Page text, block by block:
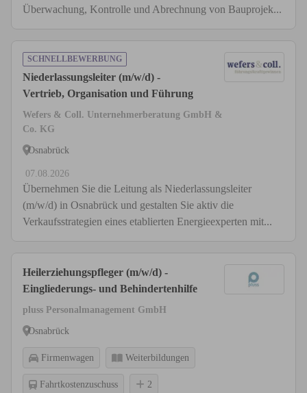
Überwachung, Kontrolle und Abrechnung von Bauprojek...
SCHNELLBEWERBUNG
Niederlassungsleiter (m/w/d) -
Vertrieb, Organisation und Führung
Wefers & Coll. Unternehmerberatung GmbH &
Co. KG
Osnabrück
07.08.2026
Übernehmen Sie die Leitung als Niederlassungsleiter
(m/w/d) in Osnabrück und gestalten Sie aktiv die
Verkaufsstrategien eines etablierten Energieexperten mit...
Heilerziehungspfleger (m/w/d) -
Eingliederungs- und Behindertenhilfe
pluss Personalmanagement GmbH
Osnabrück
Firmenwagen Weiterbildungen
Fahrtkostenzuschuss 2